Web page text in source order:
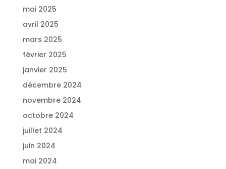
mai 2025
avril 2025
mars 2025
février 2025
janvier 2025
décembre 2024
novembre 2024
octobre 2024
juillet 2024
juin 2024
mai 2024